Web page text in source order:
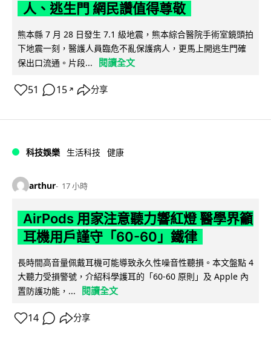
人、逃生門 網民讚值得尊敬
熊本縣 7 月 28 日發生 7.1 級地震，熊本綜合醫院手術室鏡頭拍
下地震一刻，醫護人員臨危不亂保護病人，更馬上開逃生門確
保出口流通。片段...
閱讀全文
51 15 ↗ 分享
科技娛樂 生活科技 健康
arthur 17 小時
AirPods 用家注意聽力響紅燈 醫學界籲
耳機用戶謹守「60-60」鐵律
長時間高音量佩戴耳機可能導致永久性噪音性聽損。本文盤點 4
大聽力受損警號，介紹科學護耳的「60-60 原則」及 Apple 內
置防護功能，...
閱讀全文
14 分享